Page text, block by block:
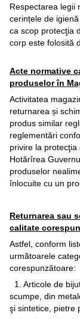
Respectarea legii
cerințele de
ca scop protecţia
corp este folosită
Acte normative
produselor în
Activitatea
returnarea și
produs similar
reglementări
privire la
Hotărîrea
produselor
înlocuite cu un
Returnarea sau
calitate
Astfel, conform
următoarele
corespunzătoare:
1. Articole de
scumpe, din
şi sintetice, pietre